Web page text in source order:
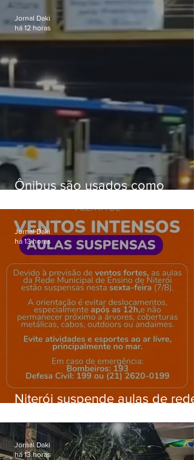
Ônibus são usados como
Gardênia Azul
Jornal Daki
há 12 horas
Niterói suspende aulas de rede
ventos fortes nesta sexta (7)
Jornal Daki
há 13 horas
Jornal Daki
há 13 horas